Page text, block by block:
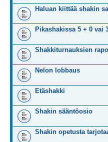
Haluan kiittää shakin
Pikashakissa 5 + 0 vai
Shakkiturnauksien
Nelon lobbaus
Etäshakki
Shakin sääntöosio
Shakin opetusta